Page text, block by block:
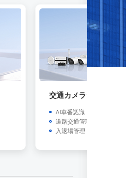
交通カメラシリーズ
AI車番認識
道路交通管理
入退場管理・駐車場管理